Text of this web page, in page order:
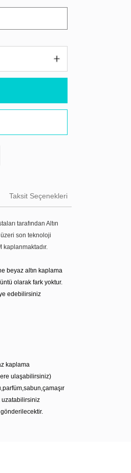
Taksit Seçenekleri
tarafından Altın
son teknoloji
beyaz altın kaplama
olarak fark yoktur.
edebilirsiniz
kaplama
ulaşabilirsiniz)
uzatabilirsiniz